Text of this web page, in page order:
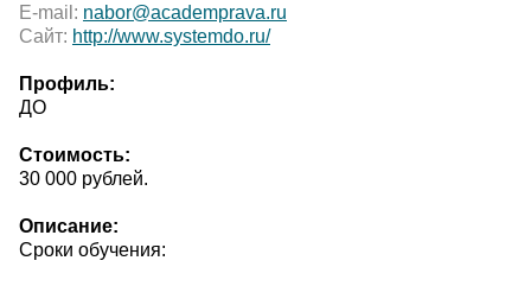
E-mail: nabor@academprava.ru
Сайт: http://www.systemdo.ru/
Профиль:
ДО
Стоимость:
30 000 рублей.
Описание:
Сроки обучения: